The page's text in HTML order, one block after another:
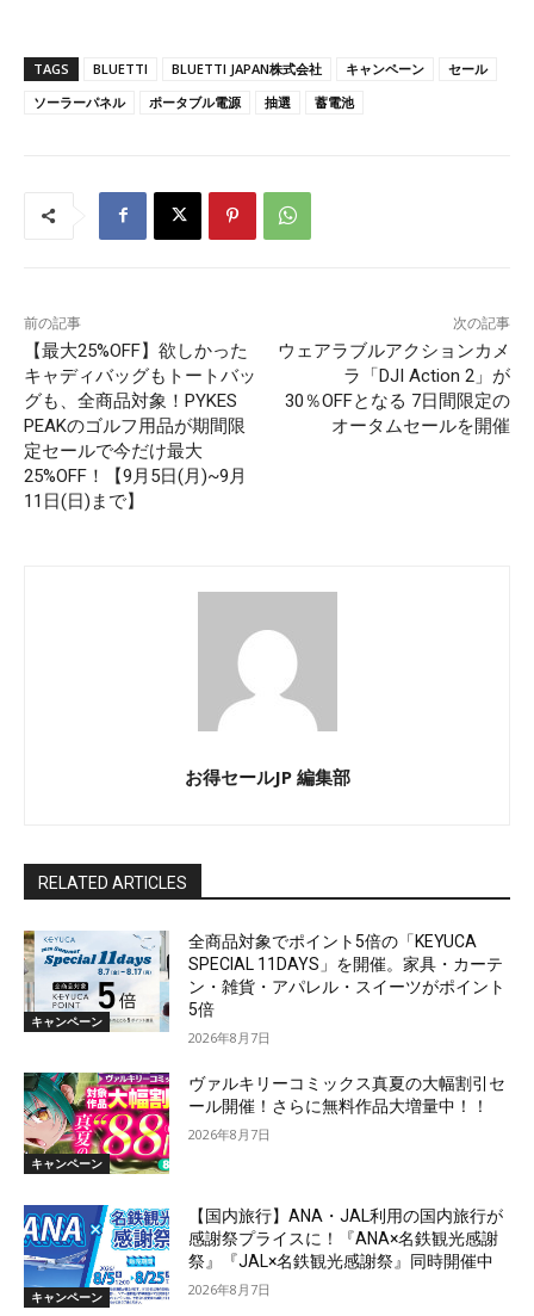
TAGS BLUETTI BLUETTI JAPAN株式会社 キャンペーン
セール
ソーラーパネル
ポータブル電源 抽選 蓄電池
前の記事
【最大25%OFF】欲しかった
キャディバッグもトートバッ
グも、全商品対象！PYKES
PEAKのゴルフ用品が期間限
定セールで今だけ最大
25%OFF！【9月5日(月)~9月
11日(日)まで】
次の記事
ウェアラブルアクションカメ
ラ「DJI Action 2」が
30％OFFとなる 7日間限定の
オータムセールを開催
お得セールJP 編集部
RELATED ARTICLES
キャンペーン
全商品対象でポイント5倍の「KEYUCA
SPECIAL 11DAYS」を開催。家具・カーテ
ン・雑貨・アパレル・スイーツがポイント
5倍
2026年8月7日
キャンペーン
ヴァルキリーコミックス真夏の大幅割引セ
ール開催！さらに無料作品大増量中！！
2026年8月7日
キャンペーン
【国内旅行】ANA・JAL利用の国内旅行が
感謝祭プライスに！『ANA×名鉄観光感謝
祭』『JAL×名鉄観光感謝祭』同時開催中
2026年8月7日